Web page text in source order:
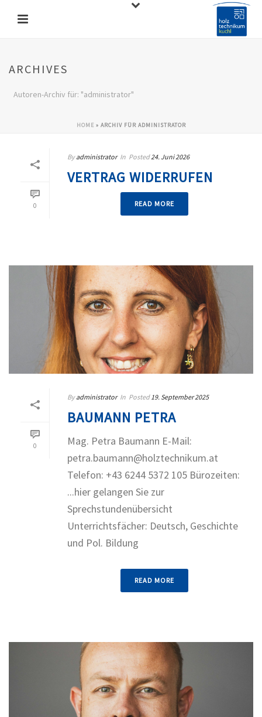
ARCHIVES
Autoren-Archiv für: "administrator"
HOME» ARCHIV FÜR ADMINISTRATOR
0
By administrator In Posted24. Juni 2026
VERTRAG WIDERRUFEN
READ MORE
0
By administrator In Posted 19. September 2025
BAUMANN PETRA
Mag. Petra Baumann E-Mail:
petra.baumann@holztechnikum.at
Telefon: +43 6244 5372 105 Bürozeiten:
...hier gelangen Sie zur
Sprechstundenübersicht
Unterrichtsfächer: Deutsch, Geschichte
und Pol. Bildung
READ MORE